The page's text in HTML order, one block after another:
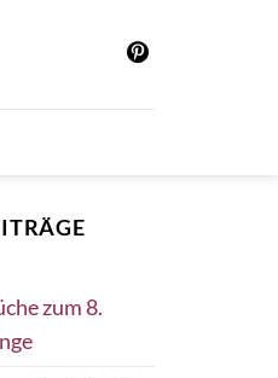
zum 8.